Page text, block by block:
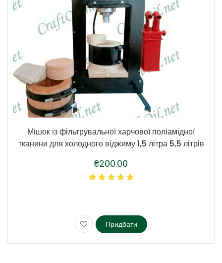
Мішок із фільтрувальної харчової поліамідної
тканини для холодного віджиму 1,5 літра 5,5 літрів
₴200.00
Придбати